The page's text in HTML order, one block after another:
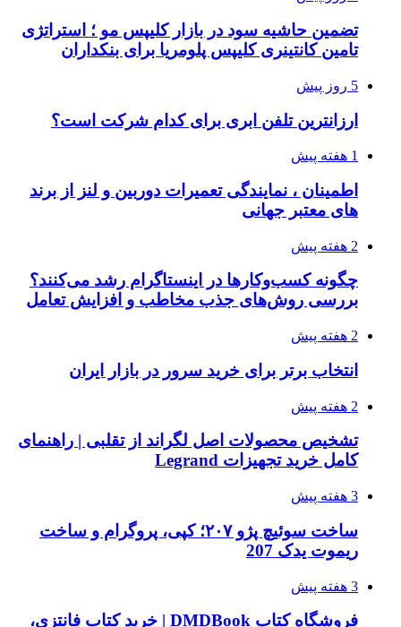
تضمین حاشیه سود در بازار کلیپس مو ؛ استراتژی
تامین کانتینری کلیپس پلومریا برای بنکداران
5 روز پیش
ارزانترین تلفن ابری برای کدام شرکت است؟
1 هفته پیش
اطمینان ، نمایندگی تعمیرات دوربین و لنز از برند
های معتبر جهانی
2 هفته پیش
چگونه کسب‌وکارها در اینستاگرام رشد می‌کنند؟
بررسی روش‌های جذب مخاطب و افزایش تعامل
2 هفته پیش
انتخاب برتر برای خرید سرور در بازار ایران
2 هفته پیش
تشخیص محصولات اصل لگراند از تقلبی | راهنمای
کامل خرید تجهیزات Legrand
3 هفته پیش
ساخت سوئیچ پژو ۲۰۷؛ کپی، پروگرام و ساخت
ریموت یدک 207
3 هفته پیش
فروشگاه کتاب DMDBook | خرید کتاب فانتزی،